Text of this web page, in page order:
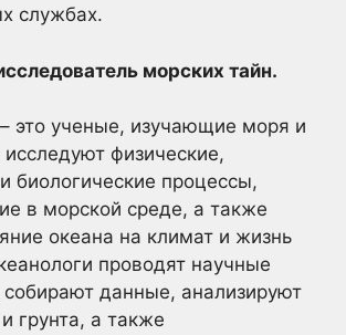
службах.
морских тайн.
это ученые, изучающие моря и
физические,
биологические процессы,
в морской среде, а также
океана на климат и жизнь
проводят научные
собирают данные, анализируют
грунта, а также